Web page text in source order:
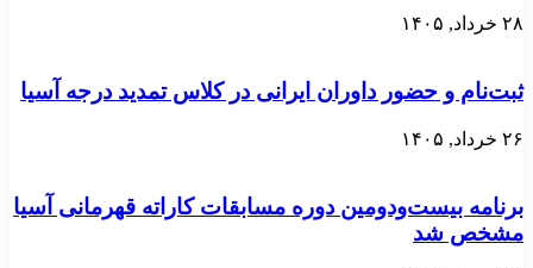
۲۸ خرداد, ۱۴۰۵
ثبت‌نام و حضور داوران ایرانی در کلاس تمدید درجه آسیا
۲۶ خرداد, ۱۴۰۵
برنامه بیست‌ودومین دوره مسابقات کاراته قهرمانی آسیا
مشخص شد